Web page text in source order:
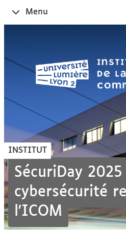
Ouvrir
le
Menu
INSTITUT
SécuriDay
cybersécurité
l'ICOM